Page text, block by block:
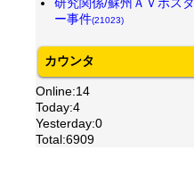
ー事件(21023)
カウンタ
Online:14
Today:4
Yesterday:0
Total:6909